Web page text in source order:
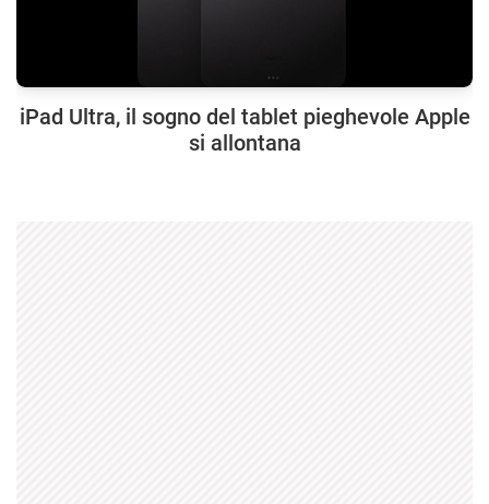
iPad Ultra, il sogno del tablet pieghevole Apple
si allontana